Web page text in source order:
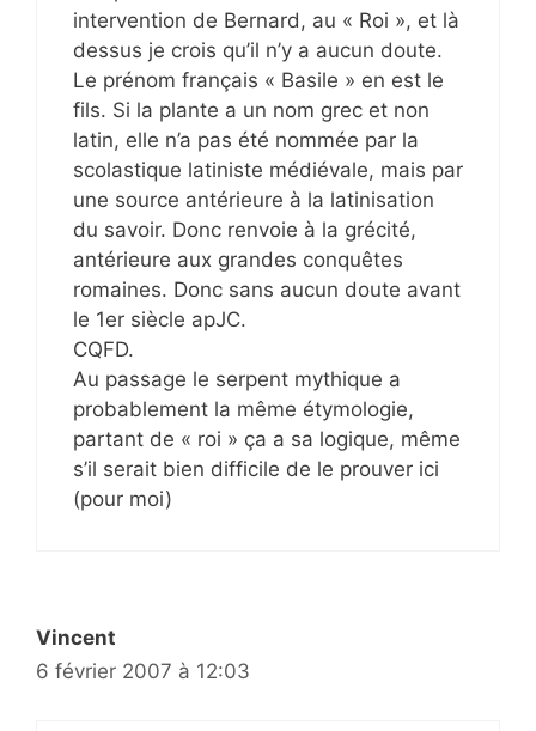
intervention de Bernard, au « Roi », et là
dessus je crois qu’il n’y a aucun doute.
Le prénom français « Basile » en est le
fils. Si la plante a un nom grec et non
latin, elle n’a pas été nommée par la
scolastique latiniste médiévale, mais par
une source antérieure à la latinisation
du savoir. Donc renvoie à la grécité,
antérieure aux grandes conquêtes
romaines. Donc sans aucun doute avant
le 1er siècle apJC.
CQFD.
Au passage le serpent mythique a
probablement la même étymologie,
partant de « roi » ça a sa logique, même
s’il serait bien difficile de le prouver ici
(pour moi)
Vincent
6 février 2007 à 12:03